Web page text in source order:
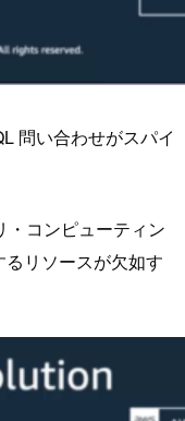
問い合わせがスパイ
・コンピューティン
リソースが欠如す